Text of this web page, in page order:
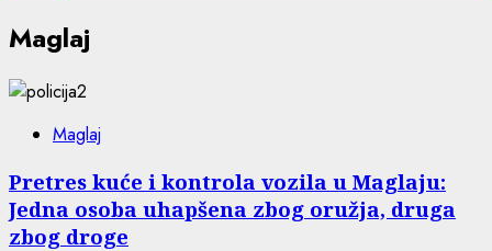
Maglaj
Maglaj
Pretres kuće i kontrola vozila u Maglaju:
Jedna osoba uhapšena zbog oružja, druga
zbog droge